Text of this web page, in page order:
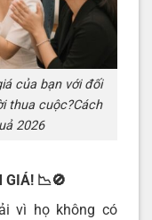
của bạn với đối
thua cuộc?Cách
2026
GIÁ! 📉🚫
vì họ không có